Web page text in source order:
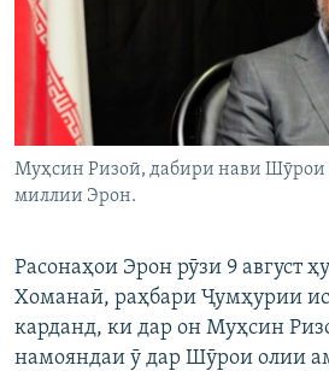
Муҳсин Ризоӣ, дабири нави Шӯрои
миллии Эрон.
Расонаҳои Эрон рӯзи 9 август
Хоманаӣ, раҳбари Ҷумҳурии
карданд, ки дар он Муҳсин
намояндаи ӯ дар Шӯрои олии